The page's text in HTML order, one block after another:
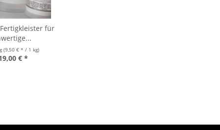
Fertigkleister für
(9,50 € * / 1 kg)
€ *